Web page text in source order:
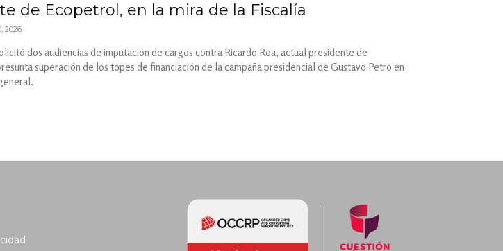
de Ecopetrol, en la mira de la Fiscalía
2026
dos audiencias de imputación de cargos contra Ricardo Roa, actual presidente de
superación de los topes de financiación de la campaña presidencial de Gustavo Petro en